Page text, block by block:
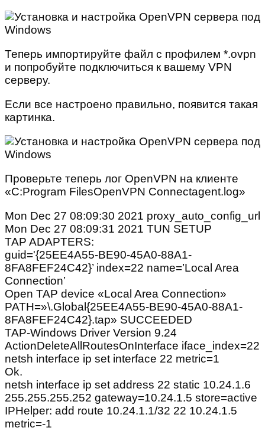
Теперь импортируйте файл с профилем *.ovpn
и попробуйте подключиться к вашему VPN
серверу.
Если все настроено правильно, появится такая
картинка.
Проверьте теперь лог OpenVPN на клиенте
«C:Program FilesOpenVPN Connectagent.log»
Mon Dec 27 08:09:30 2021 proxy_auto_config_url
Mon Dec 27 08:09:31 2021 TUN SETUP
TAP ADAPTERS:
guid='{25EE4A55-BE90-45A0-88A1-
8FA8FEF24C42}’ index=22 name=’Local Area
Connection’
Open TAP device «Local Area Connection»
PATH=»\.Global{25EE4A55-BE90-45A0-88A1-
8FA8FEF24C42}.tap» SUCCEEDED
TAP-Windows Driver Version 9.24
ActionDeleteAllRoutesOnInterface iface_index=22
netsh interface ip set interface 22 metric=1
Ok.
netsh interface ip set address 22 static 10.24.1.6
255.255.255.252 gateway=10.24.1.5 store=active
IPHelper: add route 10.24.1.1/32 22 10.24.1.5
metric=-1